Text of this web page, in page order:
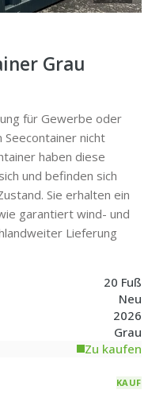
Grau
für Gewerbe oder
nicht
haben diese
und befinden sich
Sie erhalten ein
garantiert wind- und
Lieferung
20 Fuß
Neu
2026
Grau
Zu kaufen
KAUF